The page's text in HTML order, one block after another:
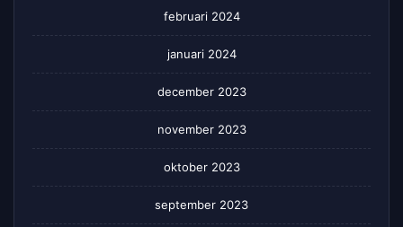
februari 2024
januari 2024
december 2023
november 2023
oktober 2023
september 2023